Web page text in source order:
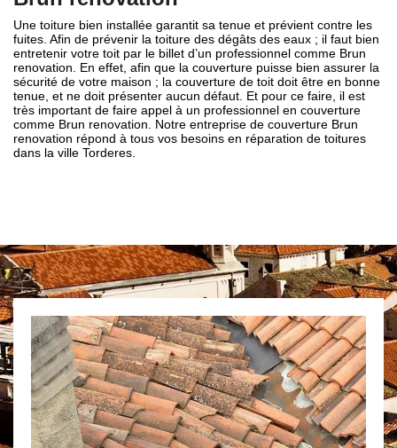
Une toiture bien installée garantit sa tenue et prévient contre les
fuites. Afin de prévenir la toiture des dégâts des eaux ; il faut bien
entretenir votre toit par le billet d’un professionnel comme Brun
renovation. En effet, afin que la couverture puisse bien assurer la
sécurité de votre maison ; la couverture de toit doit être en bonne
tenue, et ne doit présenter aucun défaut. Et pour ce faire, il est
très important de faire appel à un professionnel en couverture
comme Brun renovation. Notre entreprise de couverture Brun
renovation répond à tous vos besoins en réparation de toitures
dans la ville Torderes.